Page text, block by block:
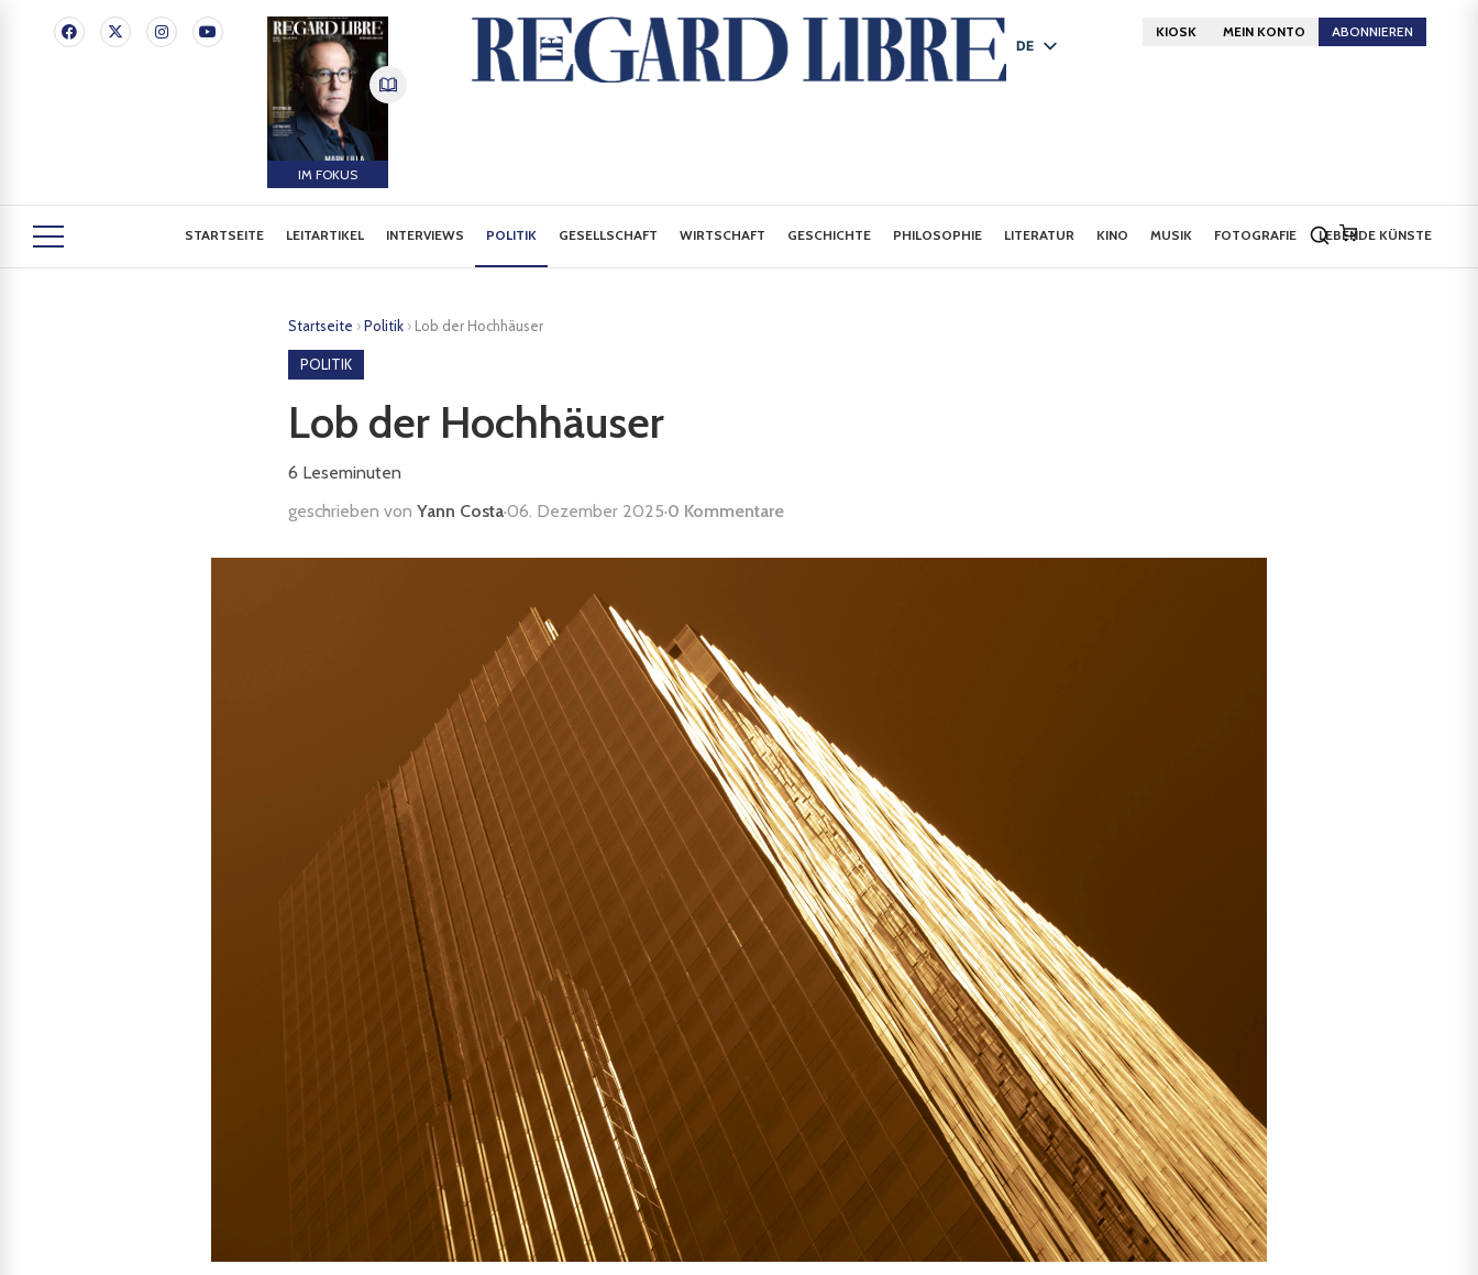
IM FOKUS
DE
KIOSK MEIN KONTO ABONNIEREN
STARTSEITE LEITARTIKEL INTERVIEWS POLITIK GESELLSCHAFT WIRTSCHAFT GESCHICHTE PHILOSOPHIE LITERATUR KINO MUSIK FOTOGRAFIE LEBENDE KÜNSTE
Startseite ›Politik › Lob der Hochhäuser
POLITIK
Lob der Hochhäuser
6 Leseminuten
geschrieben von Yann Costa·06. Dezember 2025·0 Kommentare